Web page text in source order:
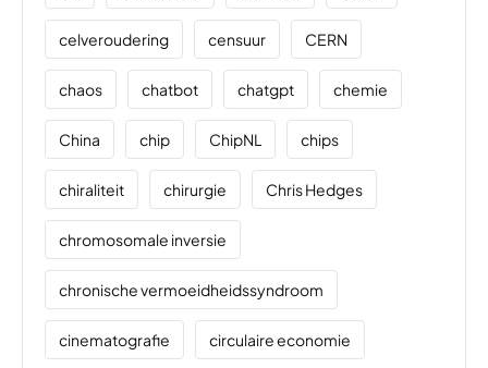
celveroudering censuur CERN
chaos chatbot chatgpt chemie
China chip ChipNL chips
chiraliteit chirurgie Chris Hedges
chromosomale inversie
chronische vermoeidheidssyndroom
cinematografie circulaire economie